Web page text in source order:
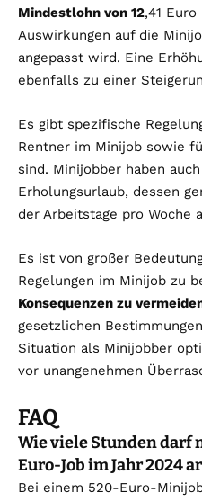
Mindestlohn von 12,41
Auswirkungen auf die
angepasst wird. Eine
ebenfalls zu einer
Es gibt spezifische
Rentner im Minijob sowie
sind. Minijobber haben
Erholungsurlaub, dessen
der Arbeitstage pro Woche
Es ist von großer
Regelungen im Minijob zu
Konsequenzen zu
gesetzlichen
Situation als Minijobber
vor unangenehmen
FAQ
Wie viele Stunden darf
Euro-Job im Jahr 2024
Bei einem 520-Euro-